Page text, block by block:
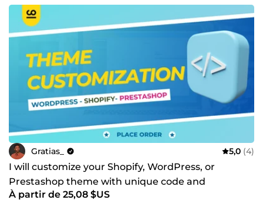
Gratias_ 5,0 (4)
I will customize your Shopify, WordPress, or
Prestashop theme with unique code and
functionalities
À partir de 25,08 $US